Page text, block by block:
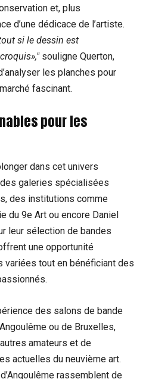
et, plus
d’une dédicace de l’artiste.
si le dessin est
souligne Querton,
les planches pour
fascinant.
pour les
dans cet univers
galeries spécialisées
des institutions comme
du 9e Art ou encore Daniel
leur sélection de bandes
une opportunité
variées tout en bénéficiant des
des salons de bande
ou de Bruxelles,
amateurs et de
actuelles du neuvième art.
rassemblent de